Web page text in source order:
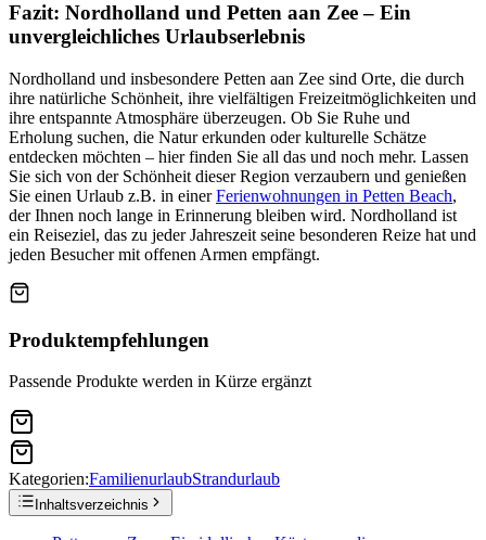
Fazit: Nordholland und Petten aan Zee – Ein
unvergleichliches Urlaubserlebnis
Nordholland und insbesondere Petten aan Zee sind Orte, die durch
ihre natürliche Schönheit, ihre vielfältigen Freizeitmöglichkeiten und
ihre entspannte Atmosphäre überzeugen. Ob Sie Ruhe und
Erholung suchen, die Natur erkunden oder kulturelle Schätze
entdecken möchten – hier finden Sie all das und noch mehr. Lassen
Sie sich von der Schönheit dieser Region verzaubern und genießen
Sie einen Urlaub z.B. in einerFerienwohnungen in Petten Beach,
der Ihnen noch lange in Erinnerung bleiben wird. Nordholland ist
ein Reiseziel, das zu jeder Jahreszeit seine besonderen Reize hat und
jeden Besucher mit offenen Armen empfängt.
Produktempfehlungen
Passende Produkte werden in Kürze ergänzt
Kategorien:FamilienurlaubStrandurlaub
Inhaltsverzeichnis